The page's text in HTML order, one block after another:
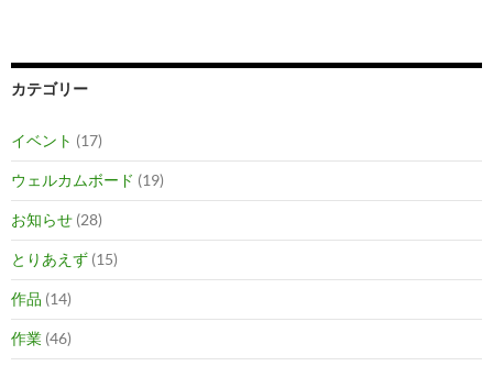
カテゴリー
イベント (17)
ウェルカムボード (19)
お知らせ (28)
とりあえず (15)
作品 (14)
作業 (46)